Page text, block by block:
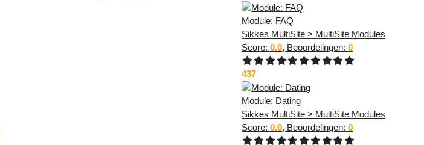
Module: FAQ
Sikkes MultiSite > MultiSite Modules
Score:0.0, Beoordelingen:0
437
Module: Dating
Sikkes MultiSite > MultiSite Modules
Score:0.0, Beoordelingen:0